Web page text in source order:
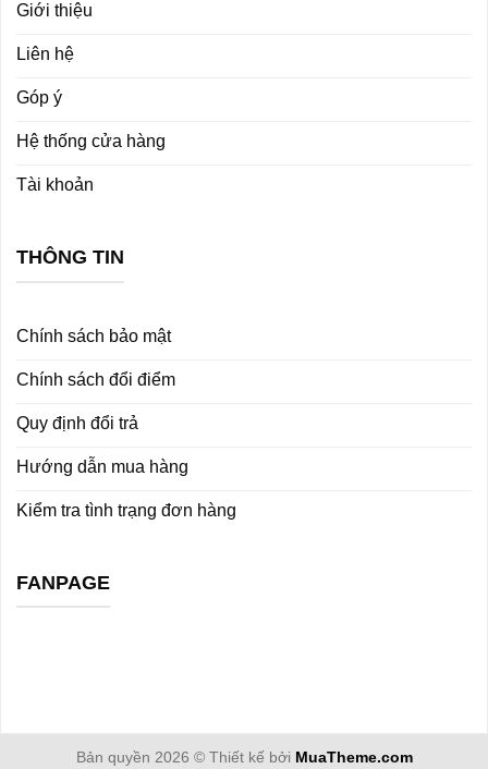
Giới thiệu
Liên hệ
Góp ý
Hệ thống cửa hàng
Tài khoản
THÔNG TIN
Chính sách bảo mật
Chính sách đổi điểm
Quy định đổi trả
Hướng dẫn mua hàng
Kiểm tra tình trạng đơn hàng
FANPAGE
Bản quyền 2026 © Thiết kế bởi MuaTheme.com